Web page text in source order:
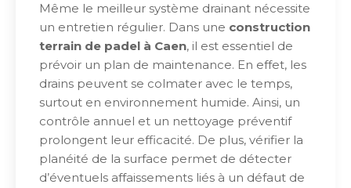
Même le meilleur système drainant nécessite
un entretien régulier. Dans une construction
terrain de padel à Caen, il est essentiel de
prévoir un plan de maintenance. En effet, les
drains peuvent se colmater avec le temps,
surtout en environnement humide. Ainsi, un
contrôle annuel et un nettoyage préventif
prolongent leur efficacité. De plus, vérifier la
planéité de la surface permet de détecter
d’éventuels affaissements liés à un défaut de